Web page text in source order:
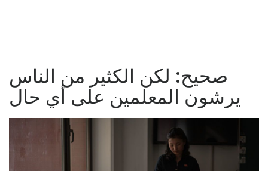
صحيح: لكن الكثير من الناس
يرشون المعلمين على أي حال